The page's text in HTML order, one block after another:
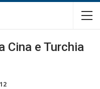
Cina e Turchia